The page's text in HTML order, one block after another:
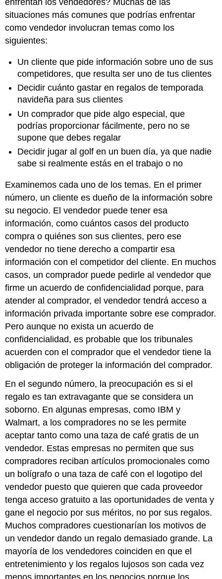
enfrentan los vendedores? Muchas de las
situaciones más comunes que podrías enfrentar
como vendedor involucran temas como los
siguientes:
Un cliente que pide información sobre uno de sus
competidores, que resulta ser uno de tus clientes
Decidir cuánto gastar en regalos de temporada
navideña para sus clientes
Un comprador que pide algo especial, que
podrías proporcionar fácilmente, pero no se
supone que debes regalar
Decidir jugar al golf en un buen día, ya que nadie
sabe si realmente estás en el trabajo o no
Examinemos cada uno de los temas. En el primer
número, un cliente es dueño de la información sobre
su negocio. El vendedor puede tener esa
información, como cuántos casos del producto
compra o quiénes son sus clientes, pero ese
vendedor no tiene derecho a compartir esa
información con el competidor del cliente. En muchos
casos, un comprador puede pedirle al vendedor que
firme un acuerdo de confidencialidad porque, para
atender al comprador, el vendedor tendrá acceso a
información privada importante sobre ese comprador.
Pero aunque no exista un acuerdo de
confidencialidad, es probable que los tribunales
acuerden con el comprador que el vendedor tiene la
obligación de proteger la información del comprador.
En el segundo número, la preocupación es si el
regalo es tan extravagante que se considera un
soborno. En algunas empresas, como IBM y
Walmart, a los compradores no se les permite
aceptar tanto como una taza de café gratis de un
vendedor. Estas empresas no permiten que sus
compradores reciban artículos promocionales como
un bolígrafo o una taza de café con el logotipo del
vendedor puesto que quieren que cada proveedor
tenga acceso gratuito a las oportunidades de venta y
gane el negocio por sus méritos, no por sus regalos.
Muchos compradores cuestionarían los motivos de
un vendedor dando un regalo demasiado grande. La
mayoría de los vendedores coinciden en que el
entretenimiento y los regalos lujosos son cada vez